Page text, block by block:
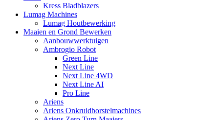
Kress Bladblazers
Lumag Machines
Lumag Houtbewerking
Maaien en Grond Bewerken
Aanbouwwerktuigen
Ambrogio Robot
Green Line
Next Line
Next Line 4WD
Next Line AI
Pro Line
Ariens
Ariens Onkruidborstelmachines